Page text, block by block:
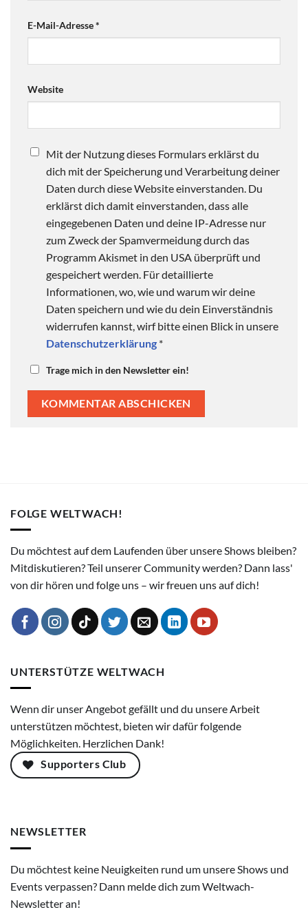
E-Mail-Adresse*
Website
Mit der Nutzung dieses Formulars erklärst du
dich mit der Speicherung und Verarbeitung deiner
Daten durch diese Website einverstanden. Du
erklärst dich damit einverstanden, dass alle
eingegebenen Daten und deine IP-Adresse nur
zum Zweck der Spamvermeidung durch das
Programm Akismet in den USA überprüft und
gespeichert werden. Für detaillierte
Informationen, wo, wie und warum wir deine
Daten speichern und wie du dein Einverständnis
widerrufen kannst, wirf bitte einen Blick in unsere
Datenschutzerklärung *
Trage mich in den Newsletter ein!
FOLGE WELTWACH!
Du möchtest auf dem Laufenden über unsere Shows bleiben?
Mitdiskutieren? Teil unserer Community werden? Dann lass'
von dir hören und folge uns – wir freuen uns auf dich!
UNTERSTÜTZE WELTWACH
Wenn dir unser Angebot gefällt und du unsere Arbeit
unterstützen möchtest, bieten wir dafür folgende
Möglichkeiten. Herzlichen Dank!
Supporters Club
NEWSLETTER
Du möchtest keine Neuigkeiten rund um unsere Shows und
Events verpassen? Dann melde dich zum Weltwach-
Newsletter an!